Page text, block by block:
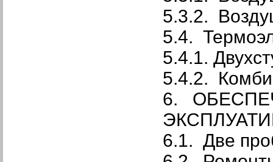
5.3.2.
5.4.
5.4.1.
5.4.2.
6.
6.1. Две